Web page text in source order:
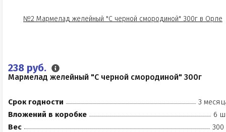
238 руб.
Мармелад желейный "С черной смородиной" 300г
Срок годности
3
Вложений в коробке
6
Вес
300